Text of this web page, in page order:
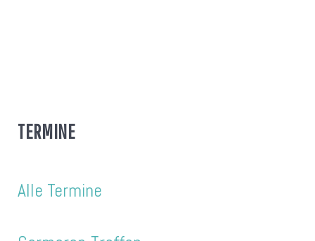
TERMINE
Alle Termine